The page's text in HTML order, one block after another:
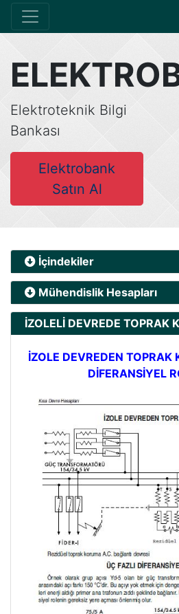
Elektroteknik Bilgi
Bankası
Elektrobank
Satın Al
İçindekiler
Mühendislik Hesapları
İZOLELİ DEVREDE TOPRAK
İZOLE DEVREDEN TOPRAK
DİFERANSİYEL